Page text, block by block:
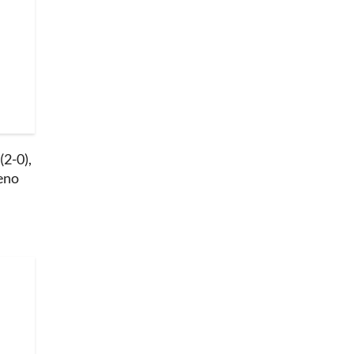
0),